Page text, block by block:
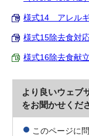
様式14 アレルギ
様式15除去食対
様式16除去食献
より良いウェブ
をお聞かせくだ
このページに